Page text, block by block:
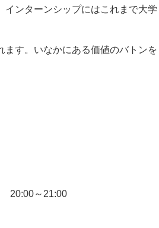
ンターンシップにはこれまで大学
す。いなかにある価値のバトンを
20:00～ 21:00